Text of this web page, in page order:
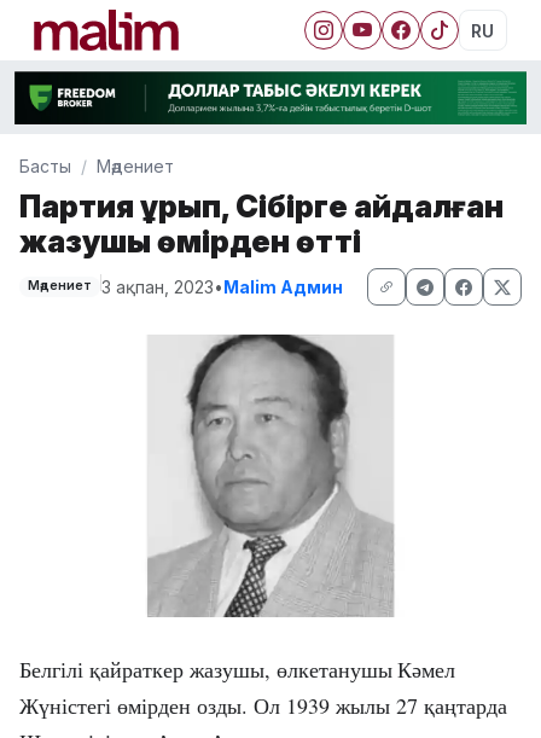
RU
Басты Мәдениет
Партия құрып, Сібірге айдалған
жазушы өмірден өтті
Мәдениет 3 ақпан, 2023•Malim Админ
Белгілі қайраткер жазушы, өлкетанушыКәмел
Жүністегі өмірден озды. Ол 1939 жылы 27 қаңтарда